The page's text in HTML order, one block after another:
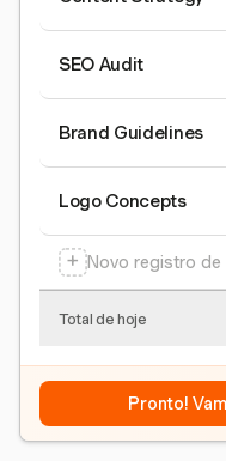
SEO Audit
Brand Guidelines
Logo Concepts
+ Novo registro de
Total de hoje
Pronto!